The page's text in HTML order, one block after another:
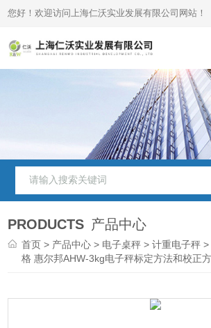
您好！欢迎访问上海仁沃实业发展有限公司网站！
PRODUCTS 产品中心
首页 > 产品中心 > 电子桌秤 >计重电子秤 >
格 惠尔邦AHW-3kg电子秤标定方法和校正